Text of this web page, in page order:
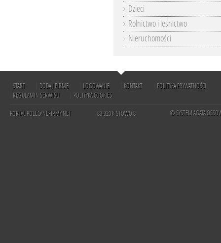
Dzieci
Rolnictwo i leśnictwo
Nieruchomości
START DODAJ FIRMĘ LOGOWANIE KONTAKT
POLITYKA PRYWATNOŚCI
REGULAMIN SERWISU
POLITYKA COOKIES
PORTAL POLECANEFIRMY.NET 83-320 KISTOWO 8 © SYSTEM AGATA